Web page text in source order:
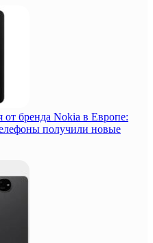
от бренда Nokia в Европе:
получили новые